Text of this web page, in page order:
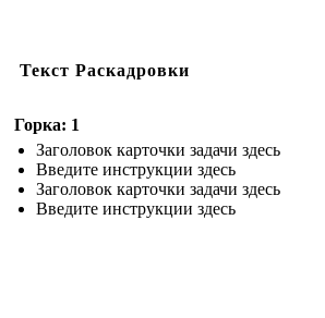
Текст Раскадровки
Горка: 1
Заголовок карточки задачи здесь
Введите инструкции здесь
Заголовок карточки задачи здесь
Введите инструкции здесь